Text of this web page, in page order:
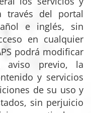
través del portal
e inglés, sin
en cualquier
podrá modificar
previo, la
y servicios
de su uso y
sin perjuicio